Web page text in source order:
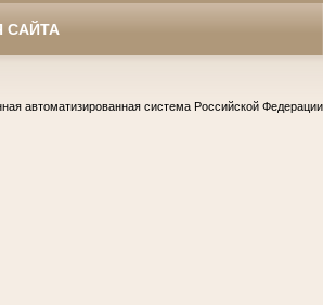
САЙТА
автоматизированная система Российской